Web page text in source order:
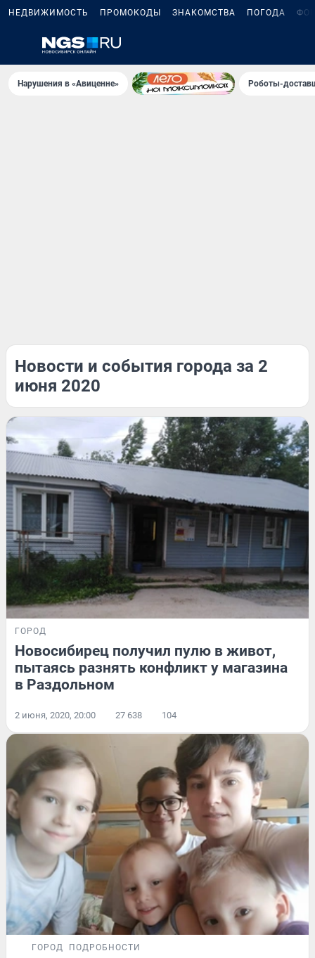
НЕДВИЖИМОСТЬ ПРОМОКОДЫ ЗНАКОМСТВА ПОГОДА
Нарушения в «Авиценне» Роботы-
Новости и события города за 2
июня 2020
ГОРОД
Новосибирец получил пулю в живот,
пытаясь разнять конфликт у магазина
в Раздольном
2 июня, 2020, 20:00 27 638 104
ГОРОД ПОДРОБНОСТИ